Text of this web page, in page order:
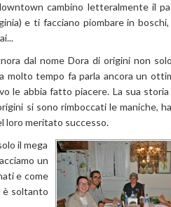
cambino letteralmente il
e ti facciano piombare in
dal nome Dora di origini non
molto tempo fa parla ancora un
le abbia fatto piacere. La sua
si sono rimboccati le maniche,
loro meritato successo.
il mega
un
e come
è soltanto